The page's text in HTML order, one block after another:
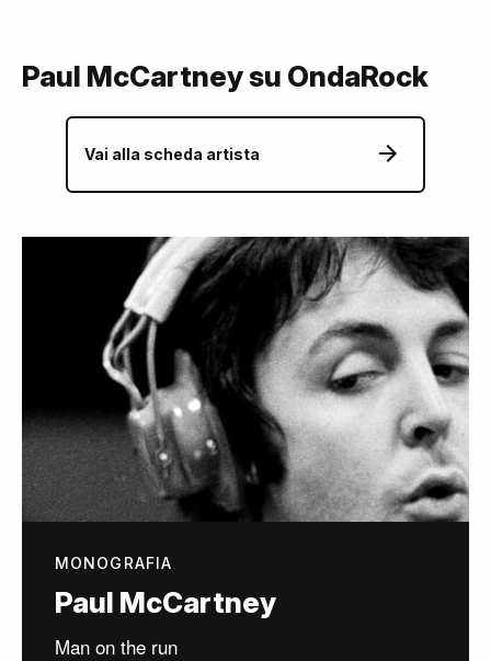
Paul McCartney su OndaRock
Vai alla scheda artista
MONOGRAFIA
Paul McCartney
Man on the run